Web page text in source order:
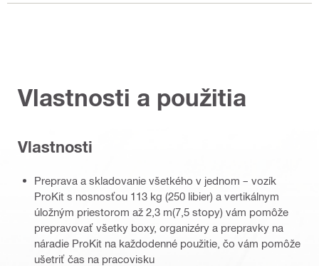
Vlastnosti a použitia
Vlastnosti
Preprava a skladovanie všetkého v jednom – vozík
ProKit s nosnosťou 113 kg (250 libier) a vertikálnym
úložným priestorom až 2,3 m(7,5 stopy) vám pomôže
prepravovať všetky boxy, organizéry a prepravky na
náradie ProKit na každodenné použitie, čo vám pomôže
ušetriť čas na pracovisku